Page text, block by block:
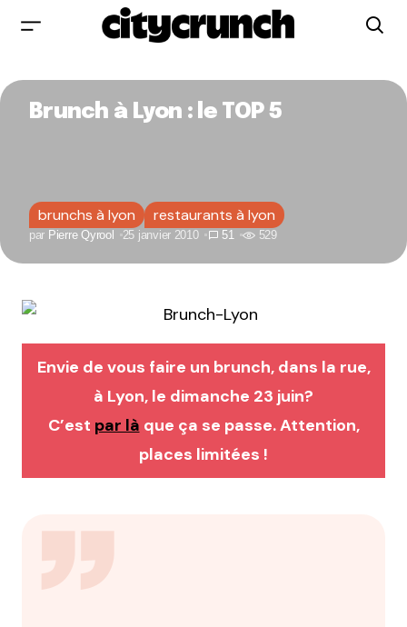
Brunch à Lyon : le TOP 5
brunchs à lyon restaurants à lyon
par Pierre Qyrool 25 janvier 2010 51 529
Envie de vous faire un brunch, dans la rue,
à Lyon, le dimanche 23 juin?
C’est par là que ça se passe. Attention,
places limitées !